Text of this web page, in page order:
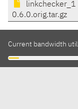
linkchecker_1
0.6.0.orig.tar.gz
Current bandwidth